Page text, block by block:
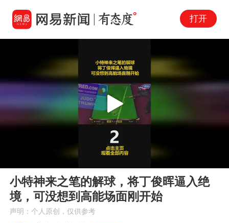
打开
Play
小特神来之笔的解球，将丁俊晖逼入绝
境，可没想到高能场面刚开始
声明：个人原创，仅供参考